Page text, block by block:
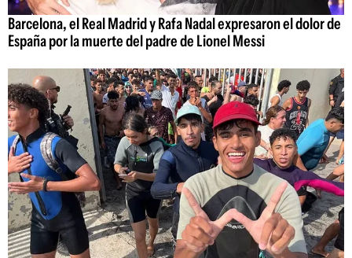
Barcelona, el Real Madrid y Rafa Nadal expresaron el dolor de
España por la muerte del padre de Lionel Messi